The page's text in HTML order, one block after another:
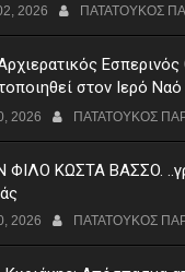
2026 ΠΑΤΑΤΟΥΚΟΣ
Εσπερινός
στον Ιερό
Σταυροχωρίου
2026 ΠΑΤΑΤΟΥΚΟΣ
ΦIΛO KΩΣTA BAΣΣO.
2026 ΠΑΤΑΤΟΥΚΟΣ